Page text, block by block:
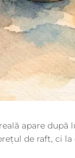
apare
de raft,